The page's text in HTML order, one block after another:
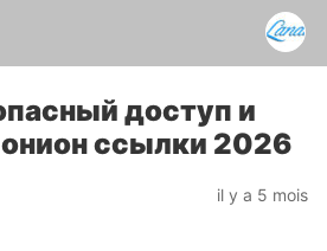
доступ и
ссылки 2026
il y a 5 mois